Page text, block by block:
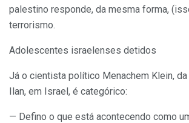
palestino responde, da mesma forma,
terrorismo.
Adolescentes israelenses detidos
Já o cientista político Menachem Klein,
Ilan, em Israel, é categórico:
— Defino o que está acontecendo como